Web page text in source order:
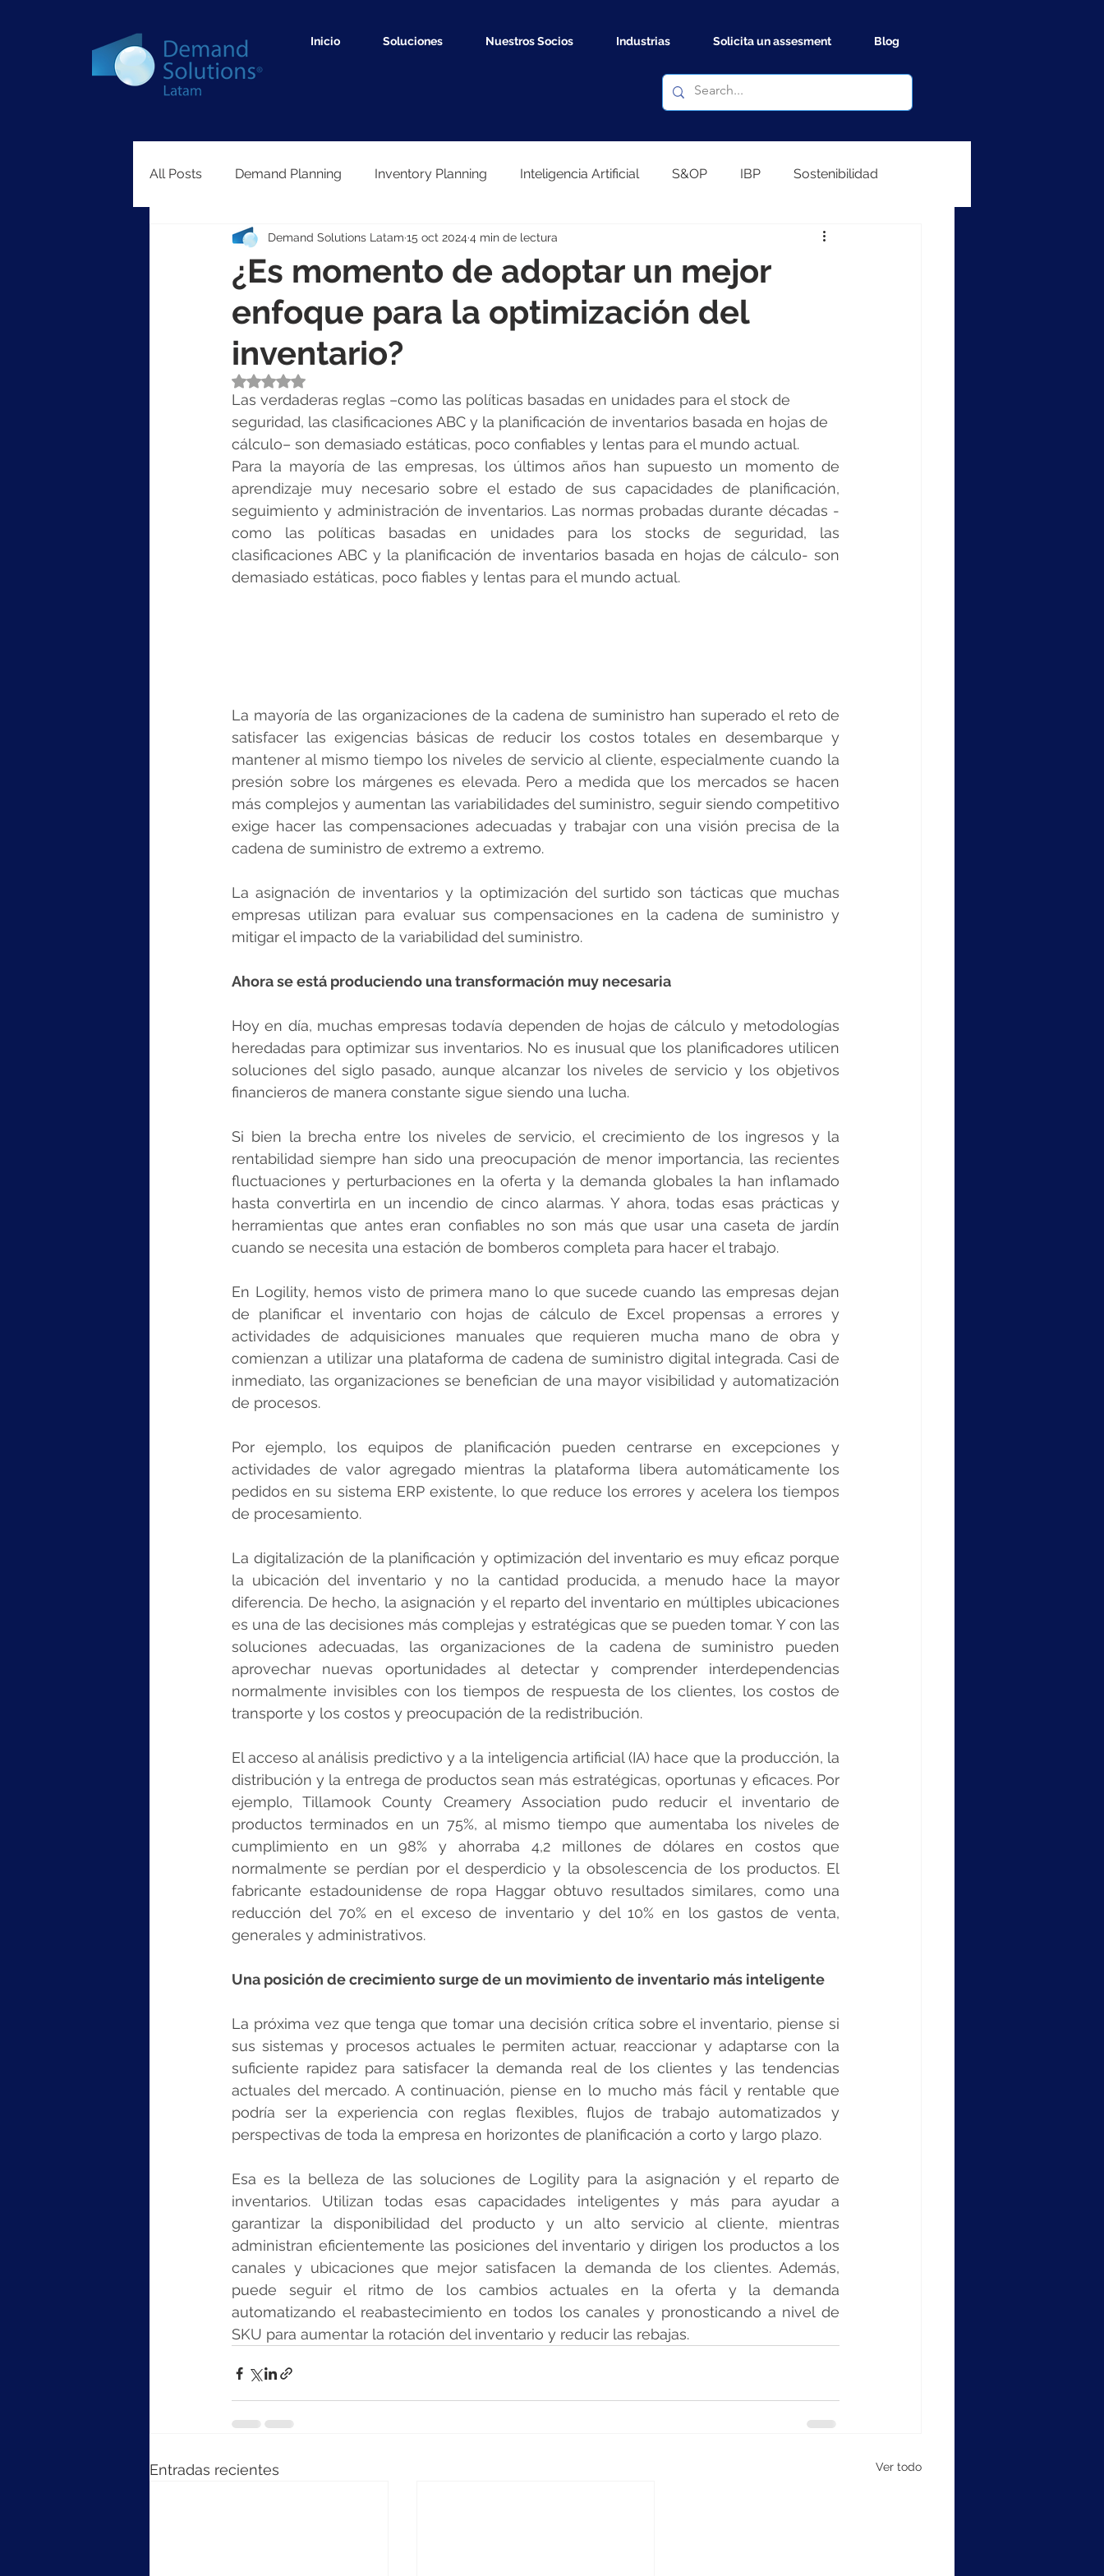
Inicio Soluciones Nuestros Socios Industrias Solicita un assesment Blog
All Posts Demand Planning Inventory Planning Inteligencia Artificial S&OP IBP Sostenibilidad
Network Optimization Causal Forecast
¿Es momento de adoptar un mejor
enfoque para la optimización del
inventario?
Demand Solutions Latam 15 oct 2024 4 min de lectura
Obtuvo NaN de 5 estrellas.
Las verdaderas reglas –como las políticas basadas en unidades para el stock de
seguridad, las clasificaciones ABC y la planificación de inventarios basada en hojas de
cálculo– son demasiado estáticas, poco confiables y lentas para el mundo actual.
Para la mayoría de las empresas, los últimos años han supuesto un momento de
aprendizaje muy necesario sobre el estado de sus capacidades de planificación,
seguimiento y administración de inventarios. Las normas probadas durante décadas -
como las políticas basadas en unidades para los stocks de seguridad, las
clasificaciones ABC y la planificación de inventarios basada en hojas de cálculo- son
demasiado estáticas, poco fiables y lentas para el mundo actual.
La mayoría de las organizaciones de la cadena de suministro han superado el reto de
satisfacer las exigencias básicas de reducir los costos totales en desembarque y
mantener al mismo tiempo los niveles de servicio al cliente, especialmente cuando la
presión sobre los márgenes es elevada. Pero a medida que los mercados se hacen
más complejos y aumentan las variabilidades del suministro, seguir siendo competitivo
exige hacer las compensaciones adecuadas y trabajar con una visión precisa de la
cadena de suministro de extremo a extremo.
La asignación de inventarios y la optimización del surtido son tácticas que muchas
empresas utilizan para evaluar sus compensaciones en la cadena de suministro y
mitigar el impacto de la variabilidad del suministro.
Ahora se está produciendo una transformación muy necesaria
Hoy en día, muchas empresas todavía dependen de hojas de cálculo y metodologías
heredadas para optimizar sus inventarios. No es inusual que los planificadores utilicen
soluciones del siglo pasado, aunque alcanzar los niveles de servicio y los objetivos
financieros de manera constante sigue siendo una lucha.
Si bien la brecha entre los niveles de servicio, el crecimiento de los ingresos y la
rentabilidad siempre han sido una preocupación de menor importancia, las recientes
fluctuaciones y perturbaciones en la oferta y la demanda globales la han inflamado
hasta convertirla en un incendio de cinco alarmas. Y ahora, todas esas prácticas y
herramientas que antes eran confiables no son más que usar una caseta de jardín
cuando se necesita una estación de bomberos completa para hacer el trabajo.
En Logility, hemos visto de primera mano lo que sucede cuando las empresas dejan
de planificar el inventario con hojas de cálculo de Excel propensas a errores y
actividades de adquisiciones manuales que requieren mucha mano de obra y
comienzan a utilizar una plataforma de cadena de suministro digital integrada. Casi de
inmediato, las organizaciones se benefician de una mayor visibilidad y automatización
de procesos.
Por ejemplo, los equipos de planificación pueden centrarse en excepciones y
actividades de valor agregado mientras la plataforma libera automáticamente los
pedidos en su sistema ERP existente, lo que reduce los errores y acelera los tiempos
de procesamiento.
La digitalización de la planificación y optimización del inventario es muy eficaz porque
la ubicación del inventario y no la cantidad producida, a menudo hace la mayor
diferencia. De hecho, la asignación y el reparto del inventario en múltiples ubicaciones
es una de las decisiones más complejas y estratégicas que se pueden tomar. Y con las
soluciones adecuadas, las organizaciones de la cadena de suministro pueden
aprovechar nuevas oportunidades al detectar y comprender interdependencias
normalmente invisibles con los tiempos de respuesta de los clientes, los costos de
transporte y los costos y preocupación de la redistribución.
El acceso al análisis predictivo y a la inteligencia artificial (IA) hace que la producción, la
distribución y la entrega de productos sean más estratégicas, oportunas y eficaces. Por
ejemplo, Tillamook County Creamery Association pudo reducir el inventario de
productos terminados en un 75%, al mismo tiempo que aumentaba los niveles de
cumplimiento en un 98% y ahorraba 4,2 millones de dólares en costos que
normalmente se perdían por el desperdicio y la obsolescencia de los productos. El
fabricante estadounidense de ropa Haggar obtuvo resultados similares, como una
reducción del 70% en el exceso de inventario y del 10% en los gastos de venta,
generales y administrativos.
Una posición de crecimiento surge de un movimiento de inventario más inteligente
La próxima vez que tenga que tomar una decisión crítica sobre el inventario, piense si
sus sistemas y procesos actuales le permiten actuar, reaccionar y adaptarse con la
suficiente rapidez para satisfacer la demanda real de los clientes y las tendencias
actuales del mercado. A continuación, piense en lo mucho más fácil y rentable que
podría ser la experiencia con reglas flexibles, flujos de trabajo automatizados y
perspectivas de toda la empresa en horizontes de planificación a corto y largo plazo.
Esa es la belleza de las soluciones de Logility para la asignación y el reparto de
inventarios. Utilizan todas esas capacidades inteligentes y más para ayudar a
garantizar la disponibilidad del producto y un alto servicio al cliente, mientras
administran eficientemente las posiciones del inventario y dirigen los productos a los
canales y ubicaciones que mejor satisfacen la demanda de los clientes. Además,
puede seguir el ritmo de los cambios actuales en la oferta y la demanda
automatizando el reabastecimiento en todos los canales y pronosticando a nivel de
SKU para aumentar la rotación del inventario y reducir las rebajas.
Entradas recientes Ver todo